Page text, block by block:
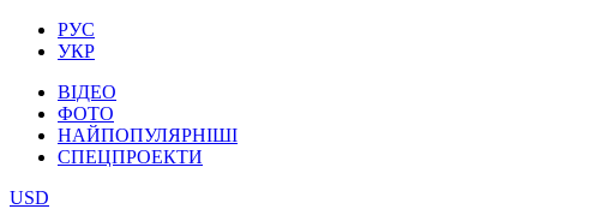
РУС
УКР
ВІДЕО
ФОТО
НАЙПОПУЛЯРНІШІ
СПЕЦПРОЕКТИ
USD